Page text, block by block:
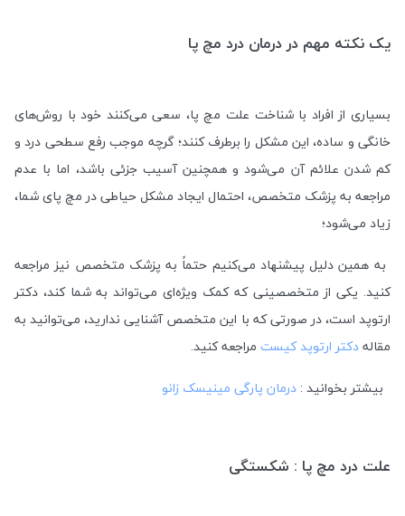
یک نکته مهم در درمان درد مچ پا
بسیاری از افراد با شناخت علت مچ پا، سعی می‌کنند خود با روش‌های
خانگی و ساده، این مشکل را برطرف کنند؛ گرچه موجب رفع سطحی درد و
کم شدن علائم آن می‌شود و همچنین آسیب جزئی باشد، اما با عدم
مراجعه به پزشک متخصص، احتمال ایجاد مشکل حیاطی در مچ پای شما،
زیاد می‌شود؛
به همین دلیل پیشنهاد می‌کنیم حتماً به پزشک متخصص نیز مراجعه
کنید. یکی از متخصصینی که کمک ویژه‌ای می‌تواند به شما کند، دکتر
ارتوپد است، در صورتی که با این متخصص آشنایی ندارید، می‌توانید به
مقالهدکتر ارتوپد کیست مراجعه کنید.
بیشتر بخوانید : درمان پارگی مینیسک زانو
علت درد مچ پا : شکستگی